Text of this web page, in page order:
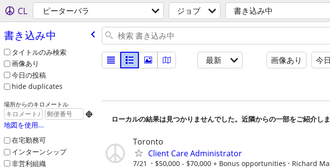
CL ピーターバラ ジョブ 書き込み中
書き込み中
タイトルのみ検索
画像あり
今日の投稿
hide duplicates
場所からのキロメートル

地図を使用...
在宅勤務可
インターンシップ
非営利組織
最新 画像あり 今
ローカルの結果は見つかりませんでした。近隣からの一部をご紹介しま
Toronto
Client Care Administrator
7/21 $50,000 - $70,000 + Bonus opportunities Richard